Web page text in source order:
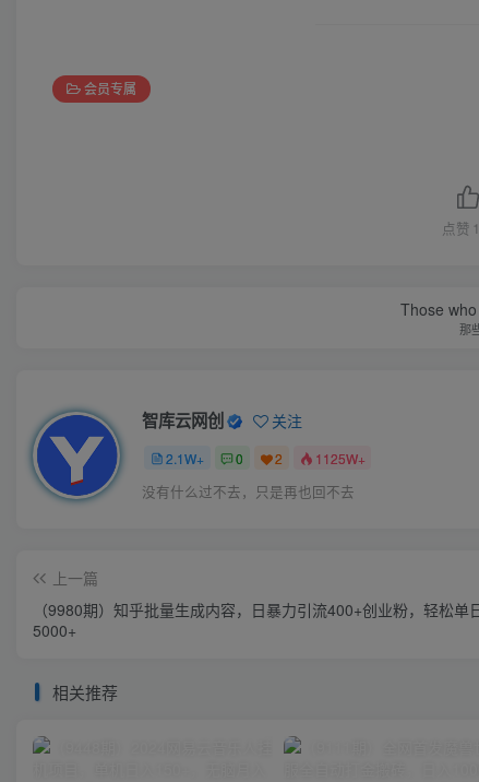
会员专属
点赞
Those
那
智库云网创 关注
2.1W+ 0 2 1125W+
没有什么过不去，只是再也回不去
上一篇
（9980期）知乎批量生成内容，日暴力引流400+创业粉，轻松单
5000+
相关推荐